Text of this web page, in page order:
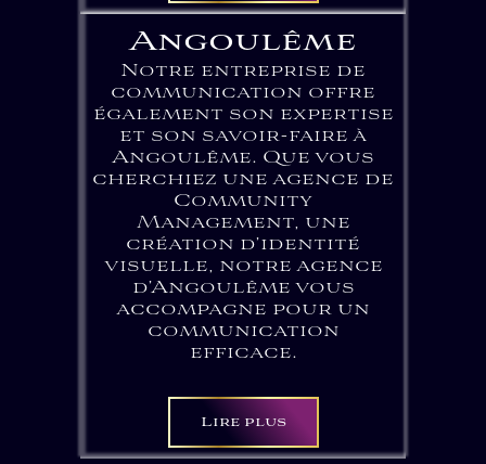
Angoulême
Notre entreprise de
communication offre
également son expertise
et son savoir-faire à
Angoulême. Que vous
cherchiez une agence de
Community
Management, une
création d’identité
visuelle, notre agence
d’Angoulême vous
accompagne pour un
communication
efficace.
Lire plus